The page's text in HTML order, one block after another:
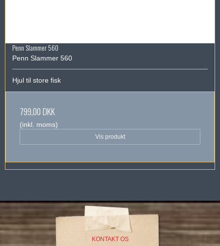
Penn Slammer 560
Penn Slammer 560
Hjul til store fisk
799,00 DKK
(inkl. moms)
Vis produkt
KONTAKT OS